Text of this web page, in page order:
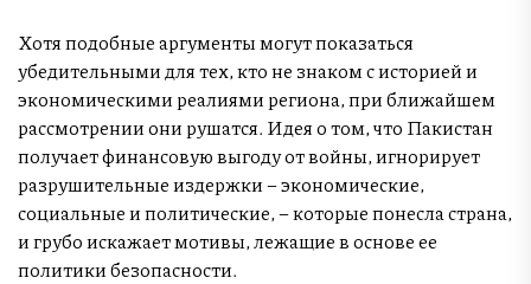
Хотя подобные аргументы могут показаться
убедительными для тех, кто не знаком с историей и
экономическими реалиями региона, при ближайшем
рассмотрении они рушатся. Идея о том, что Пакистан
получает финансовую выгоду от войны, игнорирует
разрушительные издержки – экономические,
социальные и политические, – которые понесла страна,
и грубо искажает мотивы, лежащие в основе ее
политики безопасности.